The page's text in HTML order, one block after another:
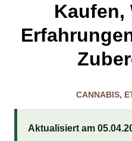
Kaufen,
CANNABIS,
Aktualisiert am